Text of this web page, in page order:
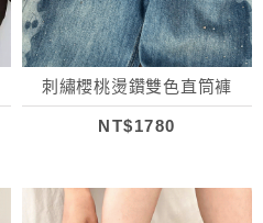
刺繡櫻桃燙鑽雙色直筒褲
NT$1780